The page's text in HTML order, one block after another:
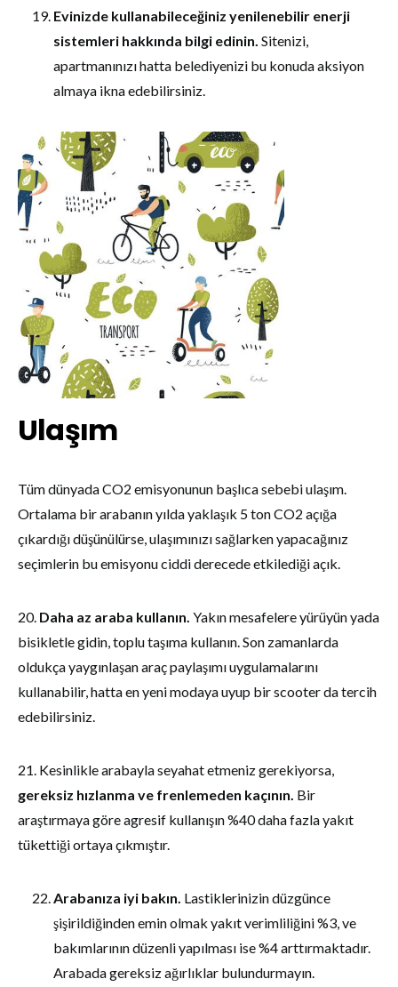
Evinizde kullanabileceğiniz yenilenebilir enerji
sistemleri hakkında bilgi edinin. Sitenizi,
apartmanınızı hatta belediyenizi bu konuda aksiyon
almaya ikna edebilirsiniz.
Ulaşım
Tüm dünyada CO2 emisyonunun başlıca sebebi ulaşım.
Ortalama bir arabanın yılda yaklaşık 5 ton CO2 açığa
çıkardığı düşünülürse, ulaşımınızı sağlarken yapacağınız
seçimlerin bu emisyonu ciddi derecede etkilediği açık.
20. Daha az araba kullanın. Yakın mesafelere yürüyün yada
bisikletle gidin, toplu taşıma kullanın. Son zamanlarda
oldukça yaygınlaşan araç paylaşımı uygulamalarını
kullanabilir, hatta en yeni modaya uyup bir scooter da tercih
edebilirsiniz.
21. Kesinlikle arabayla seyahat etmeniz gerekiyorsa,
gereksiz hızlanma ve frenlemeden kaçının. Bir
araştırmaya göre agresif kullanışın %40 daha fazla yakıt
tükettiği ortaya çıkmıştır.
Arabanıza iyi bakın. Lastiklerinizin düzgünce
şişirildiğinden emin olmak yakıt verimliliğini %3, ve
bakımlarının düzenli yapılması ise %4 arttırmaktadır.
Arabada gereksiz ağırlıklar bulundurmayın.